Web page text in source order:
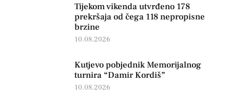
Tijekom vikenda utvrđeno 178
prekršaja od čega 118 nepropisne
brzine
10.08.2026
Kutjevo pobjednik Memorijalnog
turnira “Damir Kordiš”
10.08.2026